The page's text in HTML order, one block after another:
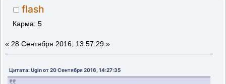
flash
Карма: 5
« 28 Сентября 2016, 13:57:29 »
Цитата: Ugin от 20 Сентября 2016, 14:27:35